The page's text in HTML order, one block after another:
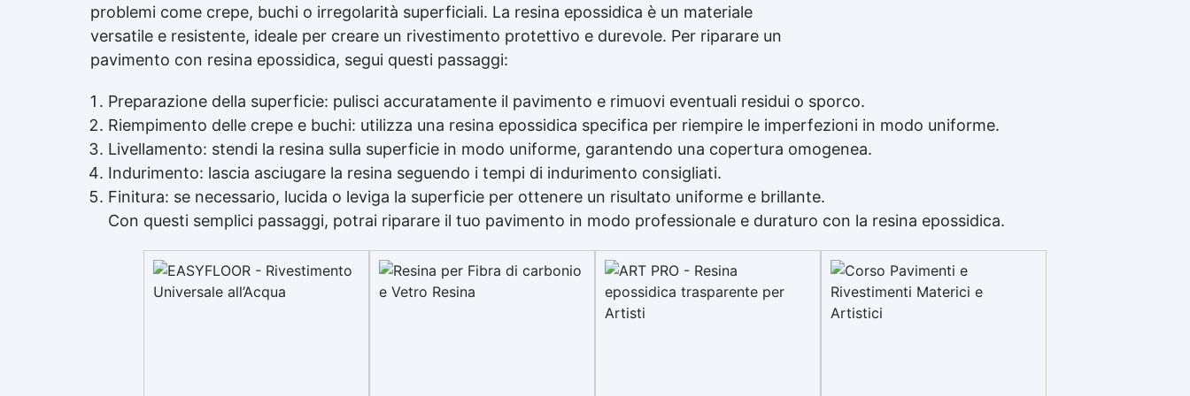
problemi come crepe, buchi o irregolarità superficiali. La resina epossidica è un materiale
versatile e resistente, ideale per creare un rivestimento protettivo e durevole. Per riparare un
pavimento con resina epossidica, segui questi passaggi:
Preparazione della superficie: pulisci accuratamente il pavimento e rimuovi eventuali residui o sporco.
Riempimento delle crepe e buchi: utilizza una resina epossidica specifica per riempire le imperfezioni in modo uniforme.
Livellamento: stendi la resina sulla superficie in modo uniforme, garantendo una copertura omogenea.
Indurimento: lascia asciugare la resina seguendo i tempi di indurimento consigliati.
Finitura: se necessario, lucida o leviga la superficie per ottenere un risultato uniforme e brillante.
Con questi semplici passaggi, potrai riparare il tuo pavimento in modo professionale e duraturo con la resina epossidica.